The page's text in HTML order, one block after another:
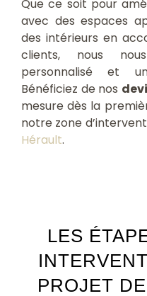
Que ce soit pour
avec des espaces
des intérieurs en
clients, nous
personnalisé et
Bénéficiez de nos
mesure dès la
notre zone
Hérault.
LES
PROJET